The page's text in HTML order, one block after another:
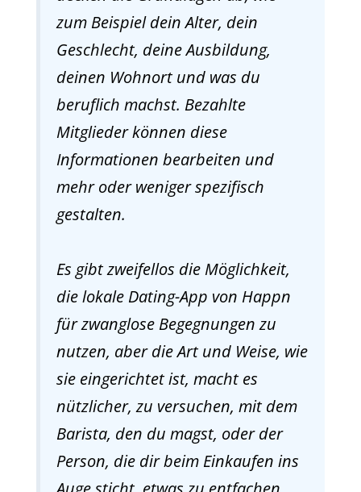
zum Beispiel dein Alter, dein
Geschlecht, deine Ausbildung,
deinen Wohnort und was du
beruflich machst. Bezahlte
Mitglieder können diese
Informationen bearbeiten und
mehr oder weniger spezifisch
gestalten.
Es gibt zweifellos die Möglichkeit,
die lokale Dating-App von Happn
für zwanglose Begegnungen zu
nutzen, aber die Art und Weise, wie
sie eingerichtet ist, macht es
nützlicher, zu versuchen, mit dem
Barista, den du magst, oder der
Person, die dir beim Einkaufen ins